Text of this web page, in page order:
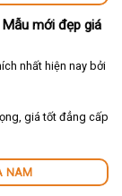
mới đẹp giá
nhất hiện nay bởi
giá tốt đẳng cấp
NAM